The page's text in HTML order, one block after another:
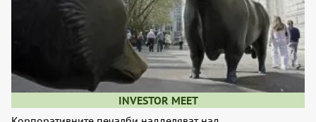
INVESTOR MEET